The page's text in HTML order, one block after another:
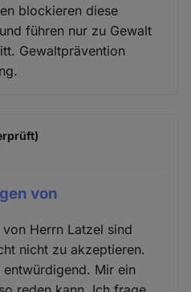
blockieren diese
führen nur zu Gewalt
Gewaltprävention
von
Herrn Latzel sind
nicht zu akzeptieren.
Mir ein